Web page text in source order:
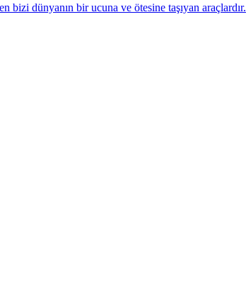
dünyanın bir ucuna ve ötesine taşıyan araçlardır.